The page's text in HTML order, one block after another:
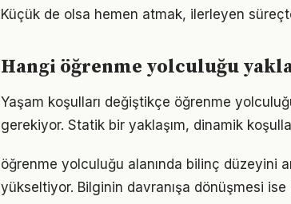
Küçük de olsa hemen atmak, ilerleyen
Hangi öğrenme yolculuğu
Yaşam koşulları değiştikçe öğrenme
gerekiyor. Statik bir yaklaşım, dinamik
öğrenme yolculuğu alanında bilinç düzeyini
yükseltiyor. Bilginin davranışa dönüşmesi ise